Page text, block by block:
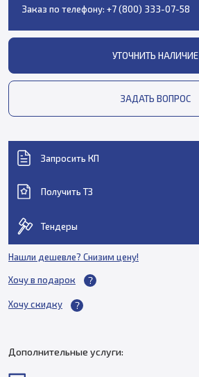
Заказ по телефону: +7 (800) 333-07-58
УТОЧНИТЬ НАЛИЧИЕ
ЗАДАТЬ ВОПРОС
Запросить КП
Получить ТЗ
Тендеры
Нашли дешевле? Снизим цену!
Хочу в подарок
Хочу скидку
Дополнительные услуги: